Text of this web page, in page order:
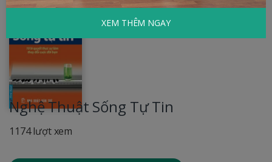
Nghệ Thuật Sống Tự Tin
1174 lượt xem
XEM THÊM NGAY